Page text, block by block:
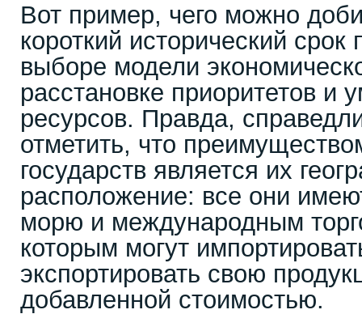
Вот пример, чего можно
короткий исторический
выборе модели
расстановке приоритетов и
ресурсов. Правда,
отметить, что
государств является их
расположение: все они
морю и международным
которым могут
экспортировать свою
добавленной стоимостью.